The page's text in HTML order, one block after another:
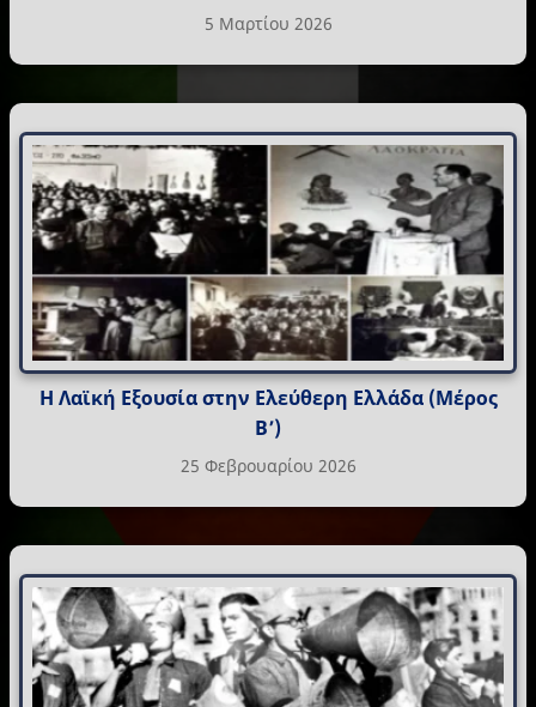
5 Μαρτίου 2026
Η Λαϊκή Εξουσία στην Ελεύθερη Ελλάδα (Μέρος
Β’)
25 Φεβρουαρίου 2026